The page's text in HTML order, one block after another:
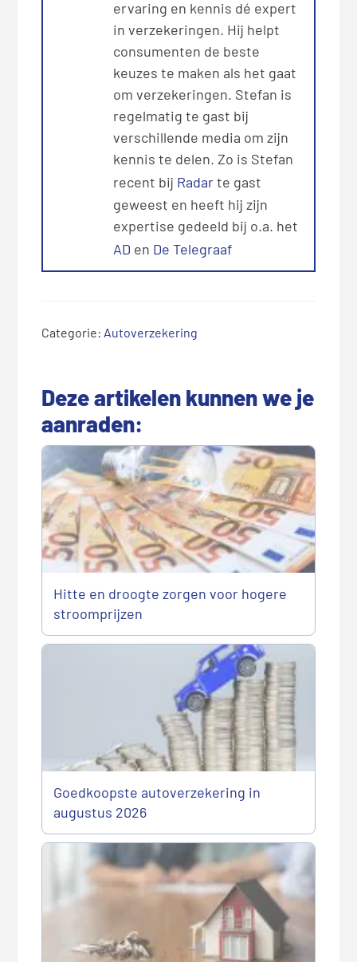
ervaring en kennis dé expert
in verzekeringen. Hij helpt
consumenten de beste
keuzes te maken als het gaat
om verzekeringen. Stefan is
regelmatig te gast bij
verschillende media om zijn
kennis te delen. Zo is Stefan
recent bij Radarte gast
geweest en heeft hij zijn
expertise gedeeld bij o.a. het
AD en De Telegraaf
Categorie: Autoverzekering
Deze artikelen kunnen we je
aanraden:
Hitte en droogte zorgen voor hogere
stroomprijzen
Goedkoopste autoverzekering in
augustus 2026